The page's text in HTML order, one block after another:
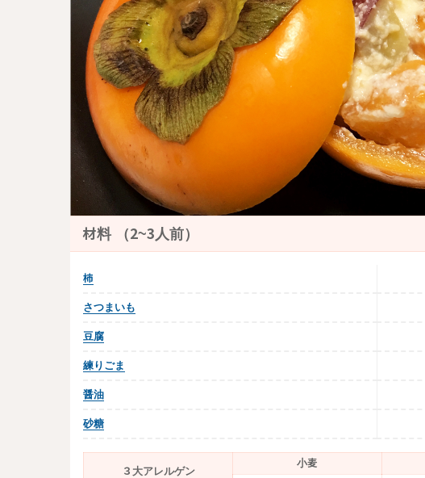
材料 （2~3人前）
柿
さつまいも
豆腐
練りごま
醤油
砂糖
３大アレルゲン
小麦